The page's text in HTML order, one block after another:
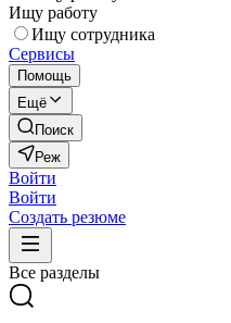
Ищу работу
Ищу сотрудника
Сервисы
Помощь
Ещё
Поиск
Реж
Войти
Войти
Создать резюме
Все разделы